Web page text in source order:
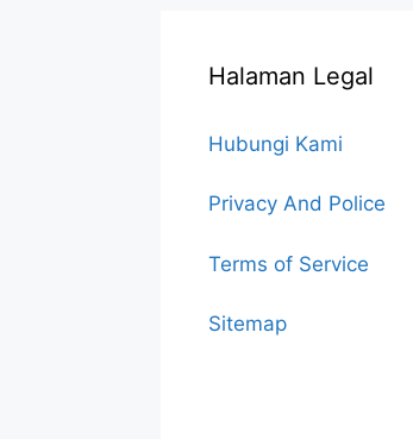
Halaman Legal
Hubungi Kami
Privacy And Police
Terms of Service
Sitemap